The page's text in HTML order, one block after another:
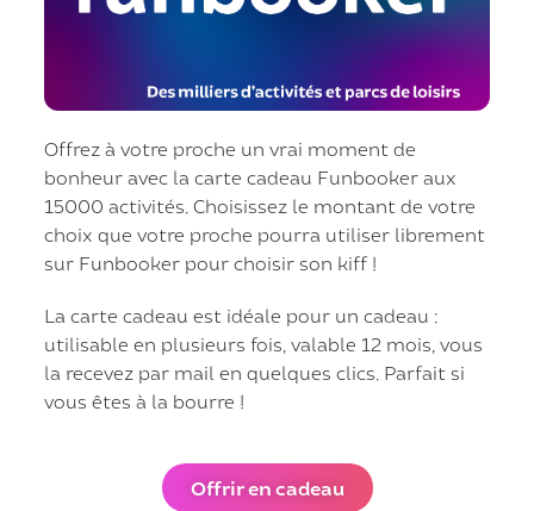
Offrez à votre proche un vrai moment de
bonheur avec la carte cadeau Funbooker aux
15000 activités. Choisissez le montant de votre
choix que votre proche pourra utiliser librement
sur Funbooker pour choisir son kiff !
La carte cadeau est idéale pour un cadeau :
utilisable en plusieurs fois, valable 12 mois, vous
la recevez par mail en quelques clics. Parfait si
vous êtes à la bourre !
Offrir en cadeau